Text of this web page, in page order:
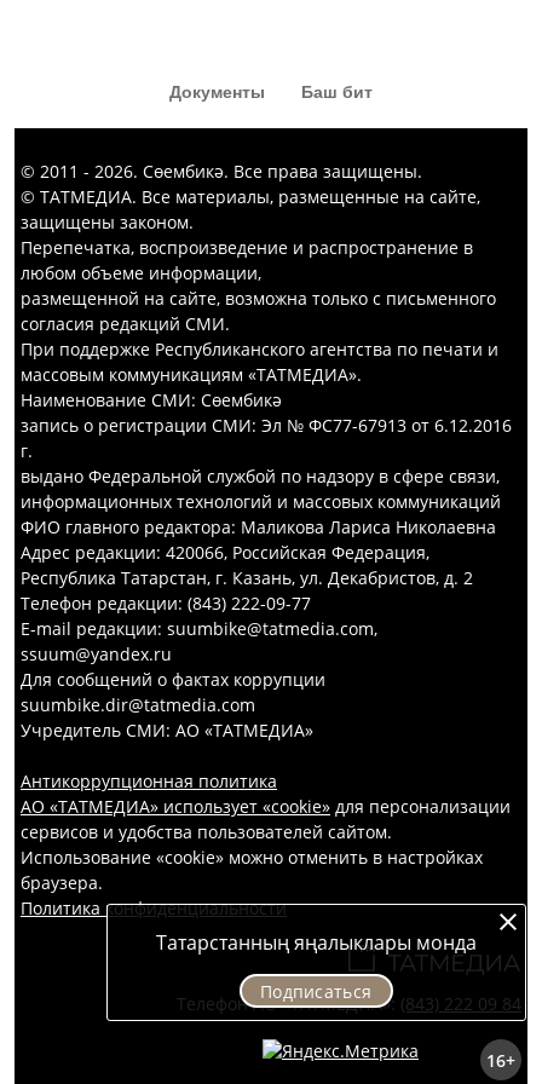
Татарстанның яңалыклары монда
Подписаться
Документы Баш бит
© 2011 - 2026. Сөембикә. Все права защищены.
© ТАТМЕДИА. Все материалы, размещенные на сайте,
защищены законом.
Перепечатка, воспроизведение и распространение в
любом объеме информации,
размещенной на сайте, возможна только с письменного
согласия редакций СМИ.
При поддержке Республиканского агентства по печати и
массовым коммуникациям «ТАТМЕДИА».
Наименование СМИ: Сөембикә
запись о регистрации СМИ: Эл № ФС77-67913 от 6.12.2016
г.
выдано Федеральной службой по надзору в сфере связи,
информационных технологий и массовых коммуникаций
ФИО главного редактора: Маликова Лариса Николаевна
Адрес редакции: 420066, Российская Федерация,
Республика Татарстан, г. Казань, ул. Декабристов, д. 2
Телефон редакции: (843) 222-09-77
E-mail редакции: suumbike@tatmedia.com,
ssuum@yandex.ru
Для сообщений о фактах коррупции
suumbike.dir@tatmedia.com
Учредитель СМИ: АО «ТАТМЕДИА»
Антикоррупционная политика
АО «ТАТМЕДИА» использует «cookie» для персонализации
сервисов и удобства пользователей сайтом.
Использование «cookie» можно отменить в настройках
браузера.
Политика конфиденциальности
Телефон АО «ТАТМЕДИА»: (843) 222 09 84
16+